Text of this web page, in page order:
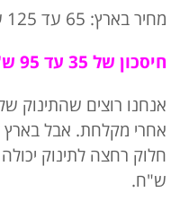
מחיר בארץ: 65 עד 125 ש"ח
חיסכון של 35 עד 95 ש"ח
אנחנו רוצים שהתינוק
אחרי מקלחת. אבל
ש"ח.